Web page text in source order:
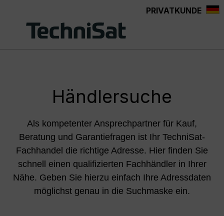
PRIVATKUNDE
Händlersuche
Als kompetenter Ansprechpartner für Kauf,
Beratung und Garantiefragen ist Ihr TechniSat-
Fachhandel die richtige Adresse. Hier finden Sie
schnell einen qualifizierten Fachhändler in Ihrer
Nähe. Geben Sie hierzu einfach Ihre Adressdaten
möglichst genau in die Suchmaske ein.